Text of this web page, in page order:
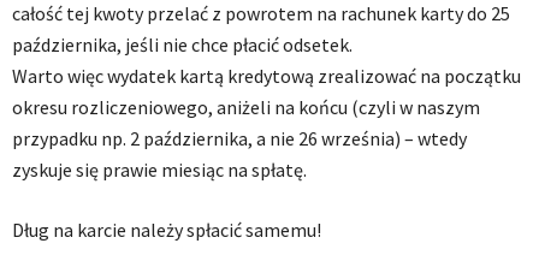
całość tej kwoty przelać z powrotem na rachunek karty do 25
października, jeśli nie chce płacić odsetek.
Warto więc wydatek kartą kredytową zrealizować na początku
okresu rozliczeniowego, aniżeli na końcu (czyli w naszym
przypadku np. 2 października, a nie 26 września) – wtedy
zyskuje się prawie miesiąc na spłatę.
Dług na karcie należy spłacić samemu!